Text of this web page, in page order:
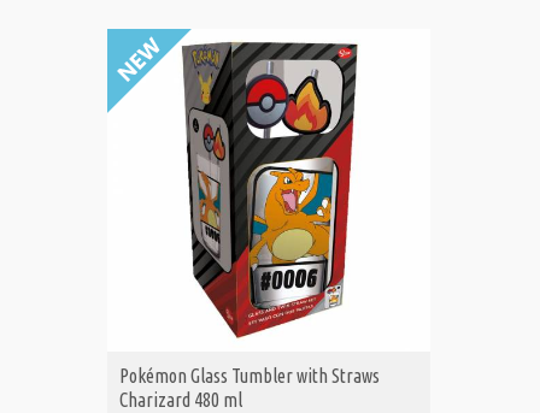
ΑΓΟΡΑ
Pokémon Glass Tumbler with Straws
Charizard 480 ml